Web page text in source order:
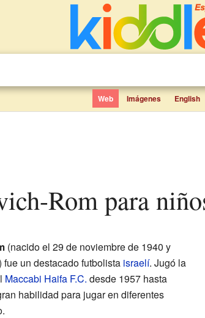
Web Imágenes English
Rom para
(nacido el 29 de noviembre de 1940 y
un destacado futbolista israelí. Jugó la
Maccabi Haifa F.C. desde 1957 hasta
habilidad para jugar en diferentes